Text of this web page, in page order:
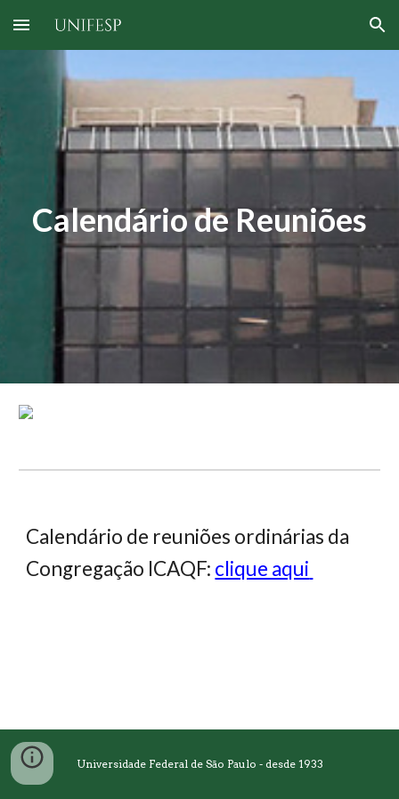
Skip to main content Skip to navigation
Calendário de Reuniões
Calendário de reuniões ordinárias da
Congregação ICAQF: clique aqui
Universidade Federal de São Paulo - desde 1933